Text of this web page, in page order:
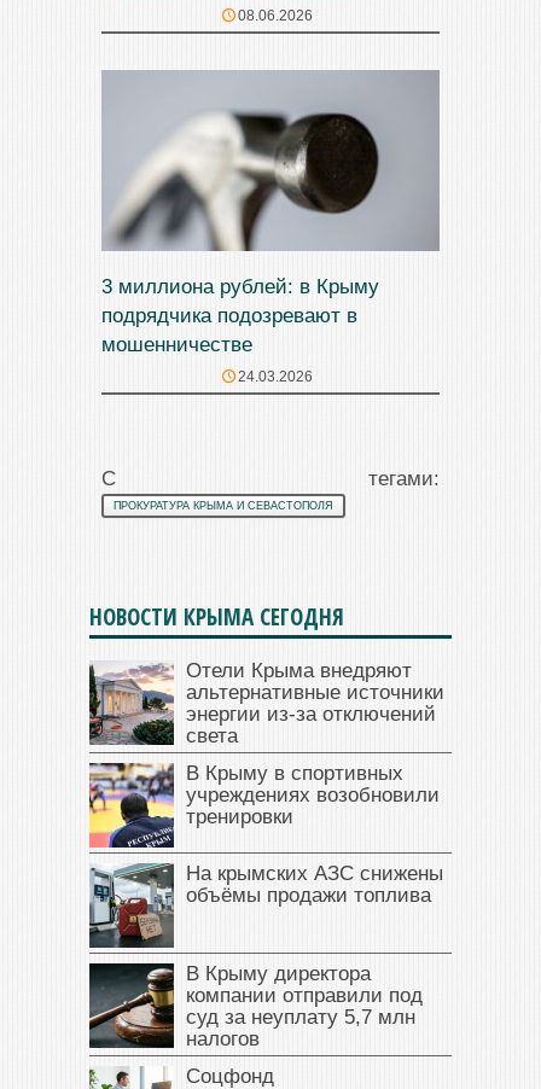
08.06.2026
3 миллиона рублей: в Крыму
подрядчика подозревают в
мошенничестве
24.03.2026
С тегами:
ПРОКУРАТУРА КРЫМА И СЕВАСТОПОЛЯ
НОВОСТИ КРЫМА СЕГОДНЯ
Отели Крыма внедряют
альтернативные источники
энергии из-за отключений
света
В Крыму в спортивных
учреждениях возобновили
тренировки
На крымских АЗС снижены
объёмы продажи топлива
В Крыму директора
компании отправили под
суд за неуплату 5,7 млн
налогов
Соцфонд